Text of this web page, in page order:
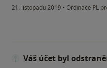
21. listopadu 2019 • Ordinace PL
Váš účet byl